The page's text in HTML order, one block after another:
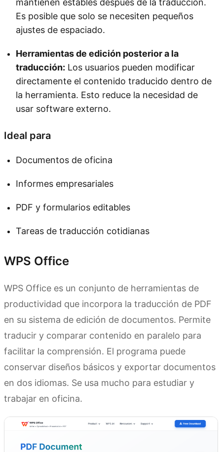
Es posible que solo se necesiten pequeños
ajustes de espaciado.
Herramientas de edición posterior a la
traducción: Los usuarios pueden modificar
directamente el contenido traducido dentro de
la herramienta. Esto reduce la necesidad de
usar software externo.
Ideal para
Documentos de oficina
Informes empresariales
PDF y formularios editables
Tareas de traducción cotidianas
WPS Office
WPS Office es un conjunto de herramientas de
productividad que incorpora la traducción de PDF
en su sistema de edición de documentos. Permite
traducir y comparar contenido en paralelo para
facilitar la comprensión. El programa puede
conservar diseños básicos y exportar documentos
en dos idiomas. Se usa mucho para estudiar y
trabajar en oficina.